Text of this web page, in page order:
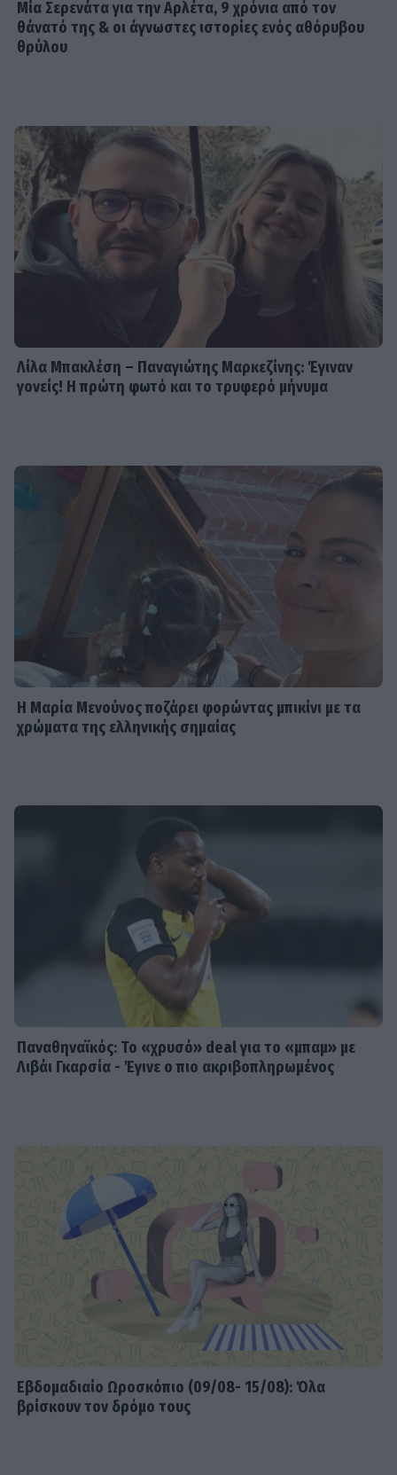
Μία Σερενάτα για την Αρλέτα, 9 χρόνια από τον
θάνατό της & οι άγνωστες ιστορίες ενός αθόρυβου
θρύλου
Λίλα Μπακλέση – Παναγιώτης Μαρκεζίνης: Έγιναν
γονείς! Η πρώτη φωτό και το τρυφερό μήνυμα
Η Μαρία Μενούνος ποζάρει φορώντας μπικίνι με τα
χρώματα της ελληνικής σημαίας
Παναθηναϊκός: Το «χρυσό» deal για το «μπαμ» με
Λιβάι Γκαρσία - Έγινε ο πιο ακριβοπληρωμένος
Εβδομαδιαίo Ωροσκόπιο (09/08- 15/08): Όλα
βρίσκουν τον δρόμο τους